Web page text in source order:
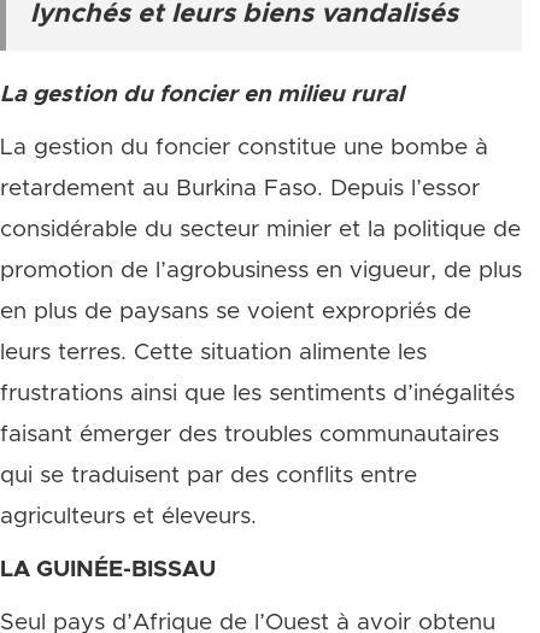
lynchés et leurs biens vandalisés
La gestion du foncier en milieu rural
La gestion du foncier constitue une bombe à
retardement au Burkina Faso. Depuis l’essor
considérable du secteur minier et la politique de
promotion de l’agrobusiness en vigueur, de plus
en plus de paysans se voient expropriés de
leurs terres. Cette situation alimente les
frustrations ainsi que les sentiments d’inégalités
faisant émerger des troubles communautaires
qui se traduisent par des conflits entre
agriculteurs et éleveurs.
LA GUINÉE-BISSAU
Seul pays d’Afrique de l’Ouest à avoir obtenu